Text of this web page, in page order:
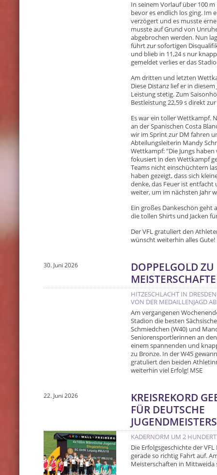
In seinem Vorlauf über 100
bevor es endlich los ging. Im
verzögert und es musste
musste auf Grund von
abgebrochen werden. Nun
führt zur sofortigen
und blieb in 11,24 s nur
gemeldet verlies er das
Am dritten und letzten
Diese Distanz lief er in
Leistung stetig. Zum
Bestleistung 22,59 s direkt
Es war ein toller Wettkampf.
an der Spanischen Costa
wir im Sprint zur DM fahren
Abteilungsleiterin Mandy
Wettkampf: "Die Jungs
fokusiert in den Wettkampf
Teams nicht einschüchtern
haben gezeigt, dass sich
denke, das Feuer ist
weiter, um im nächsten Jahr
Ein großes Dankeschön geht
die tollen Shirts und Jacken
Der VFL gratuliert den
wünscht weiterhin alles Gute!
DOPPELGOLD
30. Juni 2026
HITZESCHLACHT IN
VON DER MEDAILLENJAGD AB
Am vergangenen
Stadion die besten
Schmiedchen (W40) und
Seniorensportlerinnen an
einem spannenden und
zu Bronze. In der W45
gratuliert den beiden
weiterhin viel Erfolg! MSE
KREISREKORD
FÜR DEUTSCHE
22. Juni 2026
KADERNORM UM 2
Die Erfolgsgeschichte der
gerade so richtig Fahrt auf.
Meisterschaften in